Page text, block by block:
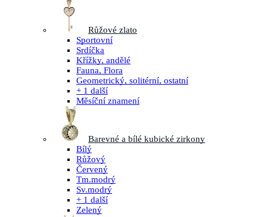
Růžové zlato
Sportovní
Srdíčka
Křížky, andělé
Fauna, Flora
Geometrický, solitérní, ostatní
+ 1 další
Měsíční znamení
Barevné a bílé kubické zirkony
Bílý
Růžový
Červený
Tm.modrý
Sv.modrý
+ 1 další
Zelený